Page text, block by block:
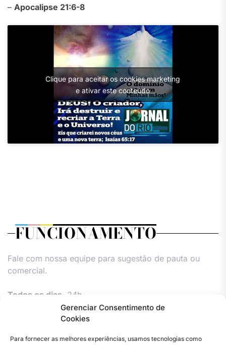
Gerenciar Consentimento de
Cookies
Para fornecer as melhores experiências, usamos tecnologias como
– Apocalipse 21:6-8
Clique para aceitar os cookies marketing
e ativar este conteúdo
FUNCIONAMENTO
Fale com nossa equipe para sugestão de pauta ou
comercial.
Todos os dias, 24h.